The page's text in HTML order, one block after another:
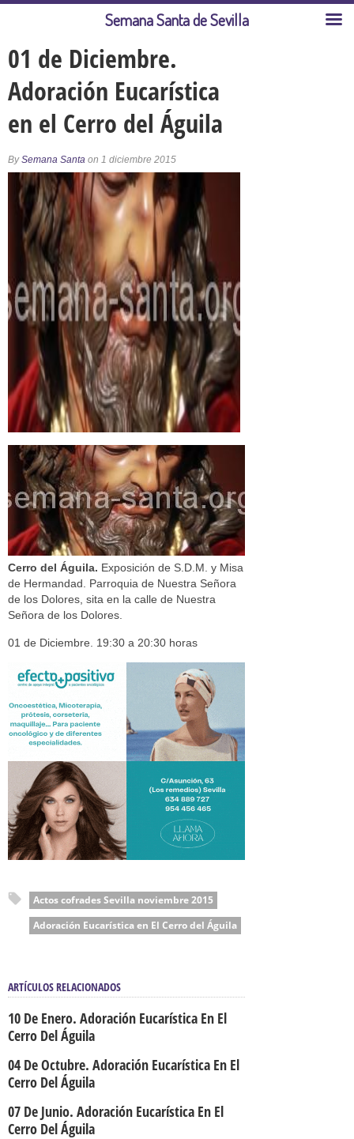
01 de Diciembre.
Adoración Eucarística
en el Cerro del Águila
BySemana Santa on 1 diciembre 2015
Cerro del Águila. Exposición de S.D.M. y Misa
de Hermandad. Parroquia de Nuestra Señora
de los Dolores, sita en la calle de Nuestra
Señora de los Dolores.
01 de Diciembre. 19:30 a 20:30 horas
Actos cofrades Sevilla noviembre 2015
Adoración Eucarística en El Cerro del Águila
ARTÍCULOS RELACIONADOS
10 De Enero. Adoración Eucarística En El
Cerro Del Águila
04 De Octubre. Adoración Eucarística En El
Cerro Del Águila
07 De Junio. Adoración Eucarística En El
Cerro Del Águila
Semana Santa de Sevilla